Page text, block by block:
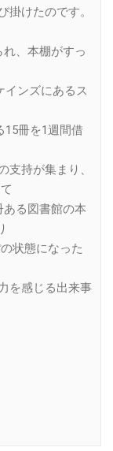
掛けたのです。
、本棚がすっ
インズにあるス
15冊を1週間借
支持が集まり、
ある図書館の本
状態になった
を感じる出来事